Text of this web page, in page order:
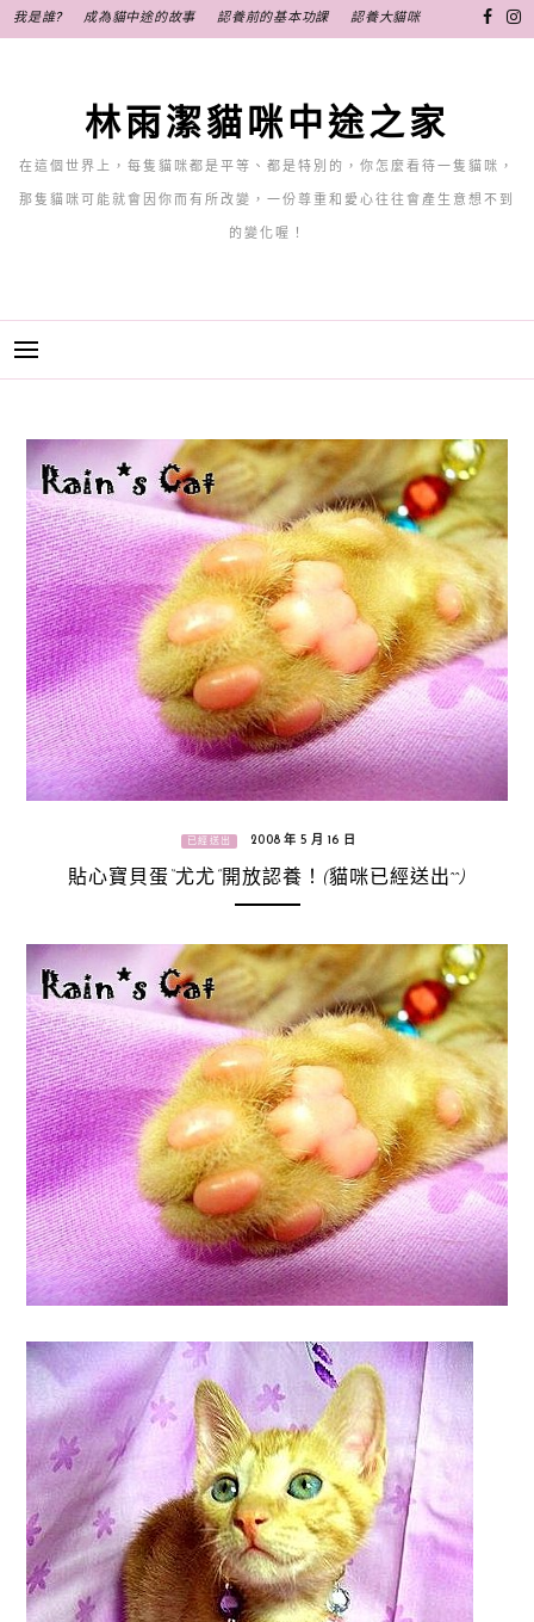
至
我是誰? 成為貓中途的故事 認養前的基本功課 認養大貓咪
林雨潔貓咪中途之家
在這個世界上，每隻貓咪都是平等、都是特別的，你怎麼看待一隻貓咪，
那隻貓咪可能就會因你而有所改變，一份尊重和愛心往往會產生意想不到
的變化喔！
已經送出 2008 年 5 月 16 日
貼心寶貝蛋“尤尤”開放認養！(貓咪已經送出^^)